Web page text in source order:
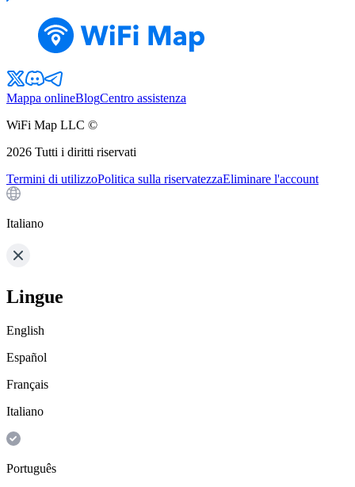
Mappa onlineBlogCentro assistenza
WiFi Map LLC ©
2026 Tutti i diritti riservati
Termini di utilizzoPolitica sulla riservatezzaEliminare l'account
Italiano
Lingue
English
Español
Français
Italiano
Português